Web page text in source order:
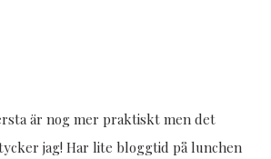
är nog mer praktiskt men det
jag! Har lite bloggtid på lunchen